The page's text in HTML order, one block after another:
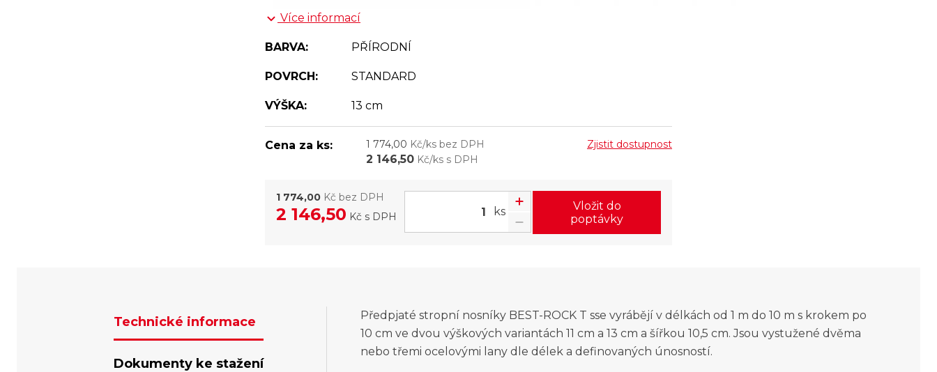
Více informací
BARVA: PŘÍRODNÍ
POVRCH: STANDARD
VÝŠKA: 13 cm
Cena za ks: 1 774,00 Kč/ks bez DPH
2 146,50 Kč/ks s DPH
Zjistit dostupnost
1 774,00 Kč bez DPH
2 146,50 Kč s DPH ks
Vložit do
poptávky
Technické informace
Dokumenty ke stažení
Předpjaté stropní nosníky BEST-ROCK T sse vyrábějí v délkách od 1 m do 10 m s krokem po
10 cm ve dvou výškových variantách 11 cm a 13 cm a šířkou 10,5 cm. Jsou vystužené dvěma
nebo třemi ocelovými lany dle délek a definovaných únosností.